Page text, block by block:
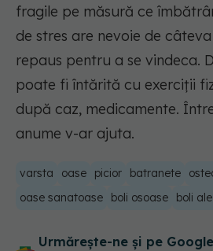
fragile pe măsură ce
de stres are nevoie de
repaus pentru a se vindeca.
poate fi întărită cu exerciții
după caz, medicamente.
anume v-ar ajuta.
varsta oase picior batranete
oase sanatoase
boli osoase boli
Urmărește-ne și pe